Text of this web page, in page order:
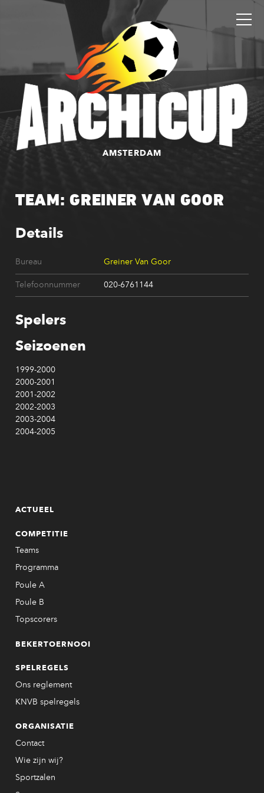
AMSTERDAM
TEAM: GREINER VAN GOOR
Details
Bureau Greiner Van Goor
Telefoonnummer 020-6761144
Spelers
Seizoenen
1999-2000
2000-2001
2001-2002
2002-2003
2003-2004
2004-2005
ACTUEEL
COMPETITIE
Teams
Programma
Poule A
Poule B
Topscorers
BEKERTOERNOOI
SPELREGELS
Ons reglement
KNVB spelregels
ORGANISATIE
Contact
Wie zijn wij?
Sportzalen